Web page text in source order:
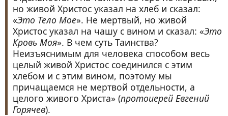
но живой Христос указал на хлеб и сказал:
«Это Тело Мое». Не мертвый, но живой
Христос указал на чашу с вином и сказал: «Это
Кровь Моя». В чем суть Таинства?
Неизъяснимым для человека способом весь
целый живой Христос соединился с этим
хлебом и с этим вином, поэтому мы
причащаемся не мертвой отдельности, а
целого живого Христа» (протоиерей Евгений
Горячев).